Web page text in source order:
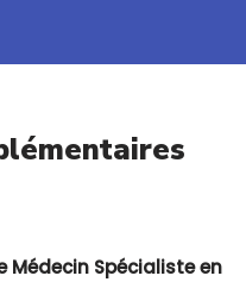
Médecin Spécialiste en